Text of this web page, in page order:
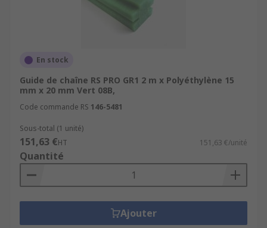
En stock
Guide de chaîne RS PRO GR1 2 m x Polyéthylène 15
mm x 20 mm Vert 08B,
Code commande RS 146-5481
Sous-total (1 unité)
151,63 €HT 151,63 €/unité
Quantité
Ajouter